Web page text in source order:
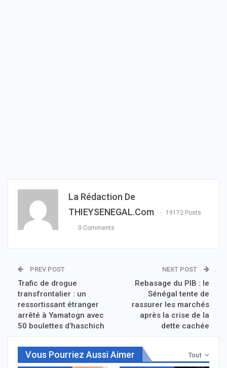
La Rédaction De
THIEYSENEGAL.com
19172 Posts
0 Comments
PREV POST
Trafic de drogue
transfrontalier : un
ressortissant étranger
arrêté à Yamatogn avec
50 boulettes d’haschich
NEXT POST
Rebasage du PIB : le
Sénégal tente de
rassurer les marchés
après la crise de la
dette cachée
Tout
Vous Pourriez Aussi Aimer